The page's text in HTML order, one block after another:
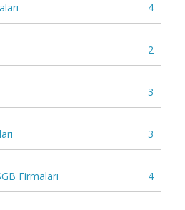
4
2
3
3
Firmaları 4